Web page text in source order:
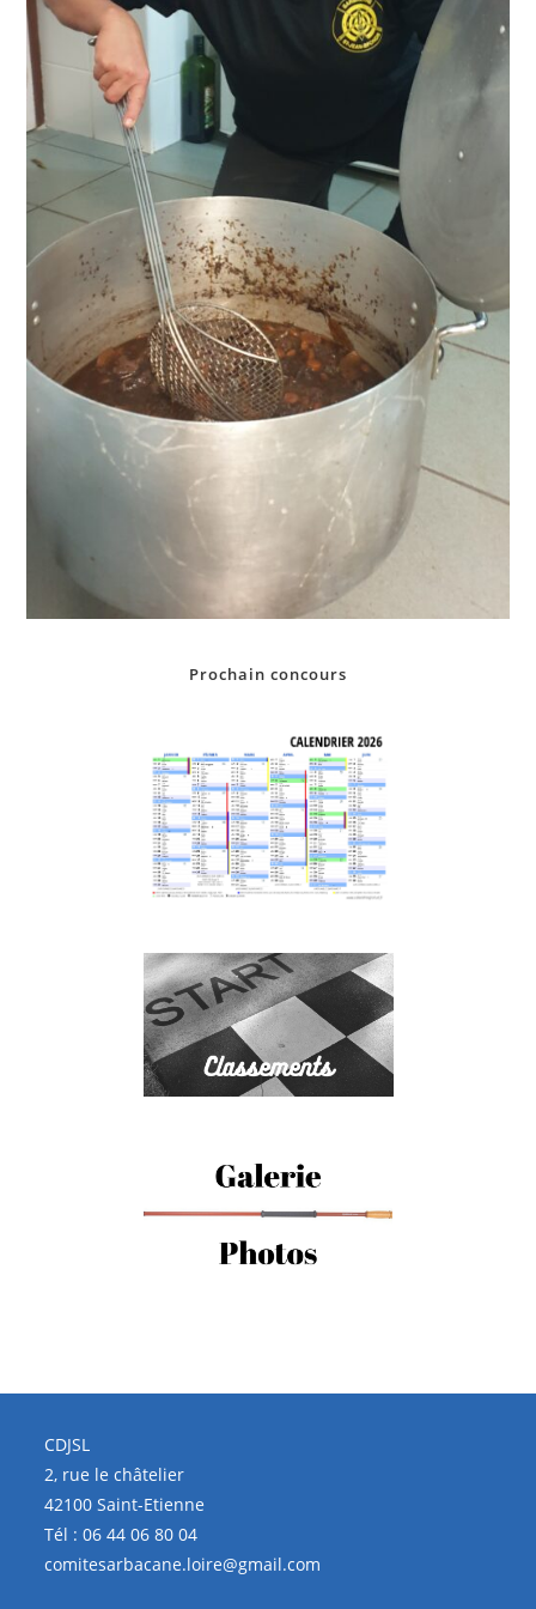
Prochain concours
CDJSL
2, rue le châtelier
42100 Saint-Etienne
Tél :06 44 06 80 04
comitesarbacane.loire@gmail.com